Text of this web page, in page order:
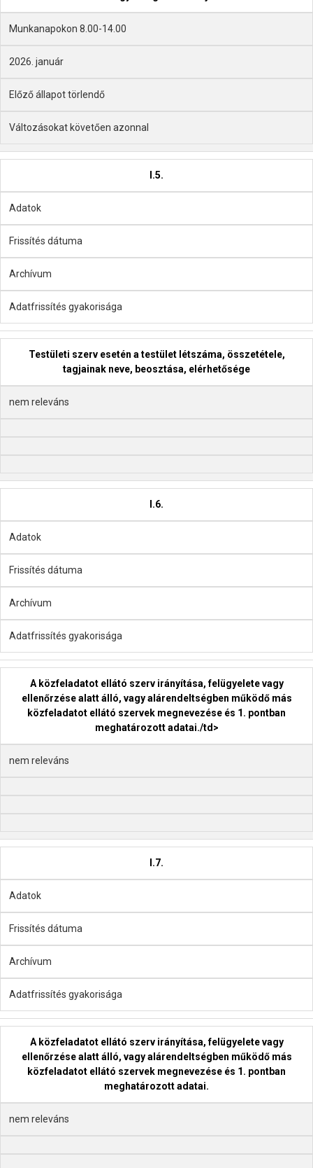
Munkanapokon 8.00-14.00
2026. január
Előző állapot törlendő
Változásokat követően azonnal
I.5.
Adatok
Frissítés dátuma
Archívum
Adatfrissítés gyakorisága
Testületi szerv esetén a testület létszáma, összetétele,
tagjainak neve, beosztása, elérhetősége
nem releváns
I.6.
Adatok
Frissítés dátuma
Archívum
Adatfrissítés gyakorisága
A közfeladatot ellátó szerv irányítása, felügyelete vagy
ellenőrzése alatt álló, vagy alárendeltségben működő más
közfeladatot ellátó szervek megnevezése és 1. pontban
meghatározott adatai./td>
nem releváns
I.7.
Adatok
Frissítés dátuma
Archívum
Adatfrissítés gyakorisága
A közfeladatot ellátó szerv irányítása, felügyelete vagy
ellenőrzése alatt álló, vagy alárendeltségben működő más
közfeladatot ellátó szervek megnevezése és 1. pontban
meghatározott adatai.
nem releváns